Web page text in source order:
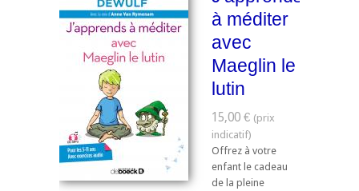
à méditer
avec
Maeglin le
lutin
15,00 €
Offrez à votre
enfant le cadeau
de la pleine